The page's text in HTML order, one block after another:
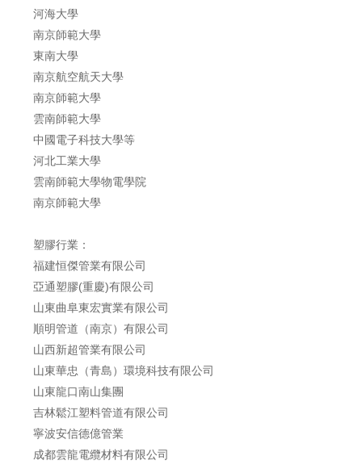
河海大學
南京師範大學
東南大學
南京航空航天大學
南京師範大學
雲南師範大學
中國電子科技大學等
河北工業大學
雲南師範大學物電學院
南京師範大學
塑膠行業：
福建恒傑管業有限公司
亞通塑膠(重慶)有限公司
山東曲阜東宏實業有限公司
順明管道（南京）有限公司
山西新超管業有限公司
山東華忠（青島）環境科技有限公司
山東龍口南山集團
吉林鬆江塑料管道有限公司
寧波安信德億管業
成都雲龍電纜材料有限公司